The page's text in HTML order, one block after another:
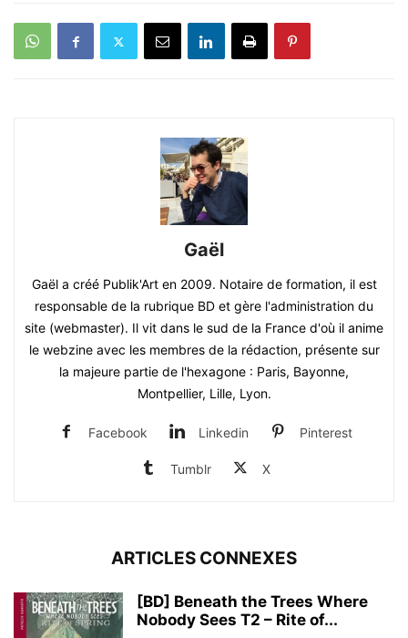
Gaël
Gaël a créé Publik'Art en 2009. Notaire de formation, il est
responsable de la rubrique BD et gère l'administration du
site (webmaster). Il vit dans le sud de la France d'où il anime
le webzine avec les membres de la rédaction, présente sur
la majeure partie de l'hexagone : Paris, Bayonne,
Montpellier, Lille, Lyon.
Facebook Linkedin Pinterest
Tumblr X
ARTICLES CONNEXES
[BD] Beneath the Trees Where
Nobody Sees T2 – Rite of...